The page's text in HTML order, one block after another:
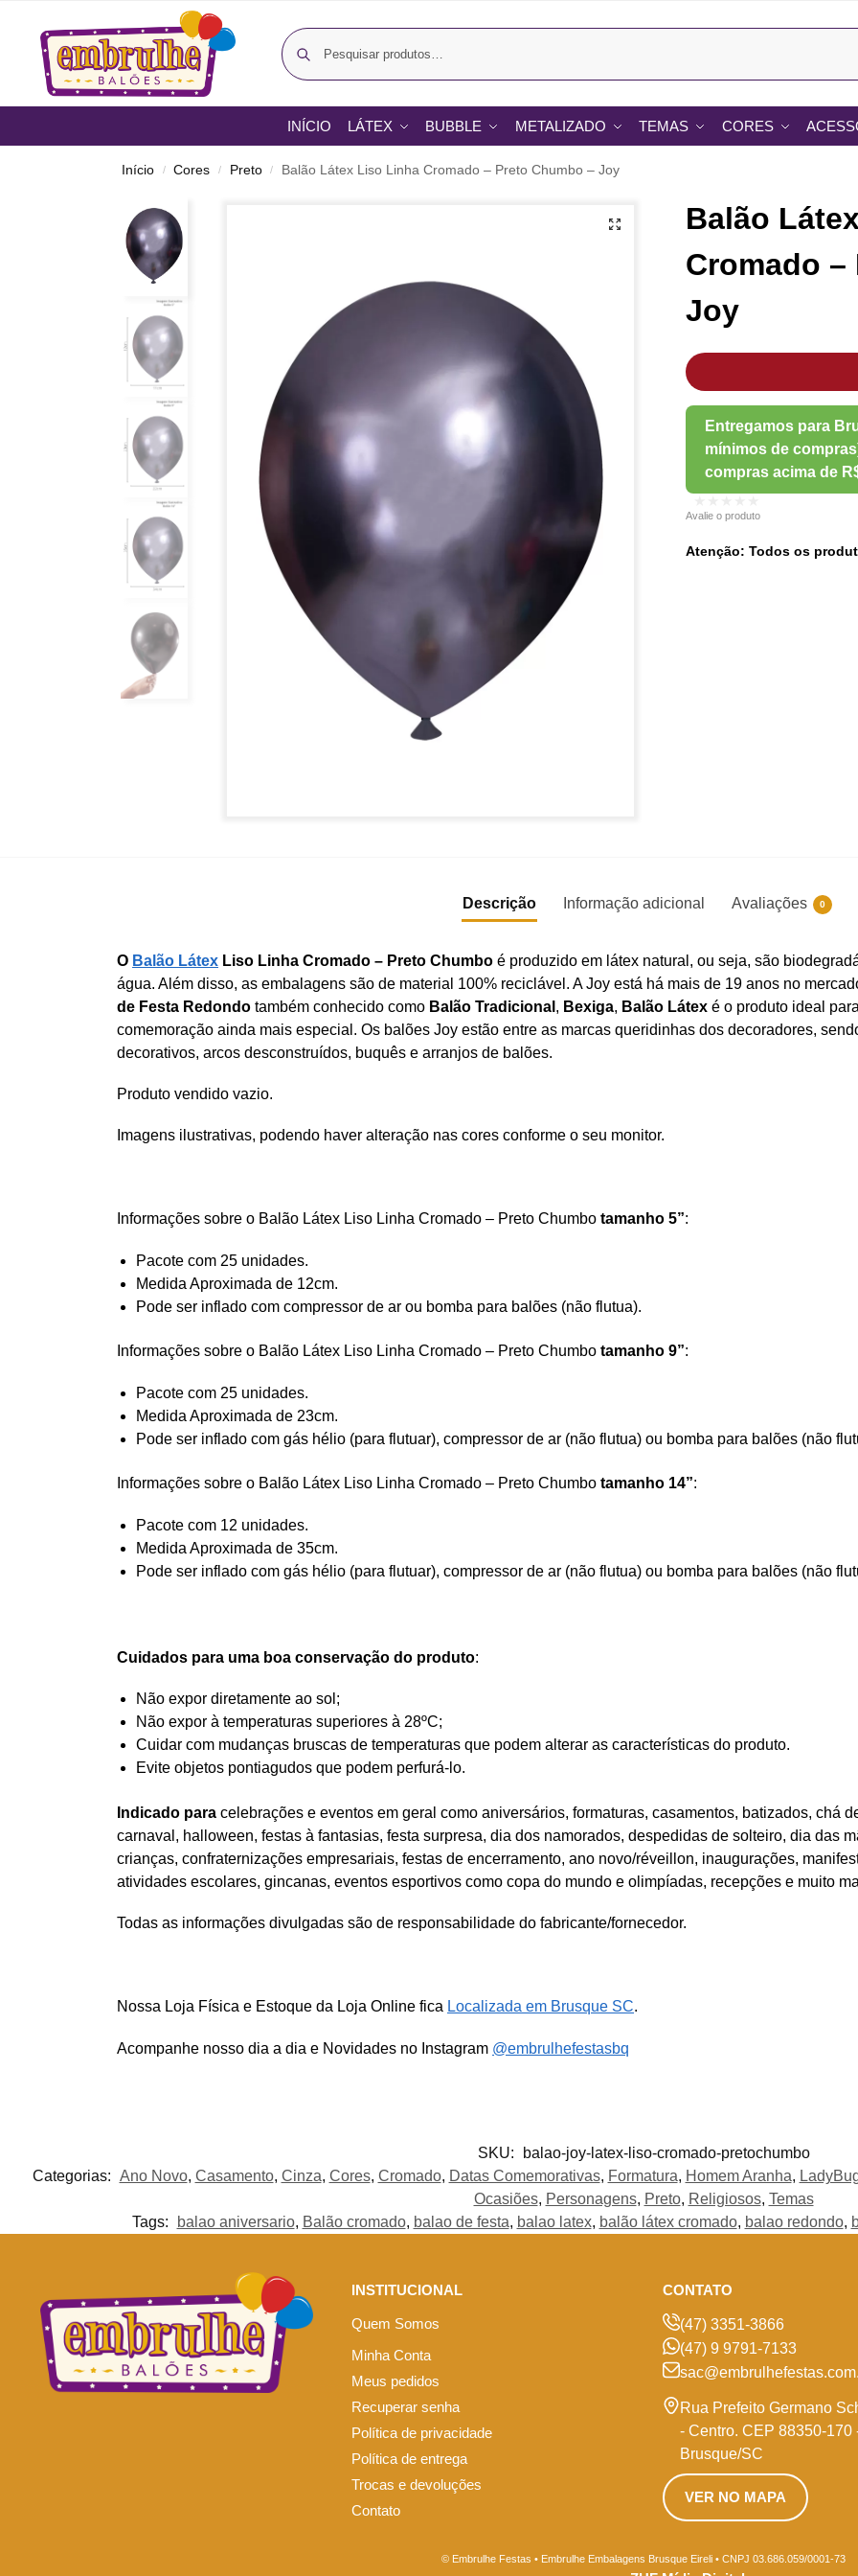
INÍCIO LÁTEX BUBBLE METALIZADO TEMAS CORES
Início / Cores / Preto / Balão Látex Liso Linha Cromado – Preto Chumbo – Joy
Balão
Cromado –
Joy
Avalie o produto
Atenção: Todos os
Descrição Informação adicional Avaliações 0
O Balão Látex Liso Linha Cromado – Preto Chumboé produzido em látex natural, ou seja, são
água. Além disso, as embalagens são de material 100% reciclável. A Joy está há mais de 19 anos no
de Festa Redondotambém conhecido como Balão Tradicional , Bexiga, Balão Látexé o produto ideal
comemoração ainda mais especial. Os balões Joy estão entre as marcas queridinhas dos decoradores,
decorativos, arcos desconstruídos, buquês e arranjos de balões.
Produto vendido vazio.
Imagens ilustrativas, podendo haver alteração nas cores conforme o seu monitor.
Informações sobre o Balão Látex Liso Linha Cromado – Preto Chumbotamanho 5”:
Pacote com 25 unidades.
Medida Aproximada de 12cm.
Pode ser inflado com compressor de ar ou bomba para balões (não flutua).
Informações sobre o Balão Látex Liso Linha Cromado – Preto Chumbotamanho 9”:
Pacote com 25 unidades.
Medida Aproximada de 23cm.
Pode ser inflado com gás hélio (para flutuar), compressor de ar (não flutua) ou bomba para balões (não
Informações sobre o Balão Látex Liso Linha Cromado – Preto Chumbotamanho 14”:
Pacote com 12 unidades.
Medida Aproximada de 35cm.
Pode ser inflado com gás hélio (para flutuar), compressor de ar (não flutua) ou bomba para balões (não
Cuidados para uma boa conservação do produto:
Não expor diretamente ao sol;
Não expor à temperaturas superiores à 28ºC;
Cuidar com mudanças bruscas de temperaturas que podem alterar as características do produto.
Evite objetos pontiagudos que podem perfurá-lo.
Indicado para celebrações e eventos em geral como aniversários, formaturas, casamentos, batizados, chá
carnaval, halloween, festas à fantasias, festa surpresa, dia dos namorados, despedidas de solteiro, dia das
crianças, confraternizações empresariais, festas de encerramento, ano novo/réveillon, inaugurações,
atividades escolares, gincanas, eventos esportivos como copa do mundo e olimpíadas, recepções e muito
Todas as informações divulgadas são de responsabilidade do fabricante/fornecedor.
Nossa Loja Física e Estoque da Loja Online fica Localizada em Brusque SC.
Acompanhe nosso dia a dia e Novidades no Instagram @embrulhefestasbq
SKU:
balao-joy-latex-liso-cromado-pretochumbo
Categorias: Ano Novo, Casamento, Cinza, Cores, Cromado, Datas Comemorativas, Formatura, Homem Aranha,
Ocasiões, Personagens, Preto, Religiosos, Temas
Tags:
balao aniversario, Balão cromado, balao de festa, balao latex, balão látex cromado, balao redondo,
INSTITUCIONAL
Quem Somos
Minha Conta
Meus pedidos
Recuperar senha
Política de privacidade
Política de entrega
Trocas e devoluções
Contato
CONTATO
(47) 3351-3866
(47) 9 9791-7133
Rua Prefeito Germano
- Centro. CEP 88350-170
Brusque/SC
VER NO MAPA
© Embrulhe Festas • Embrulhe Embalagens Brusque Eireli • CNPJ 03.686.059/0001-73